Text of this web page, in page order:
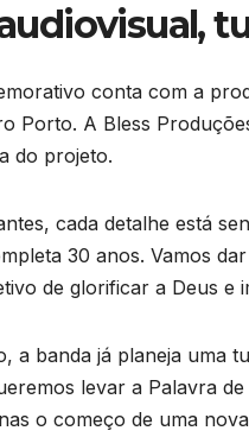
conta com a
Porto. A Bless
do projeto.
cada detalhe está
30 anos. Vamos
de glorificar a Deus e
a banda já planeja uma
levar a Palavra
o começo de uma